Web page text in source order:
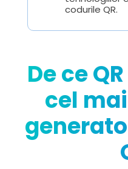
codurile QR.
De ce
cel